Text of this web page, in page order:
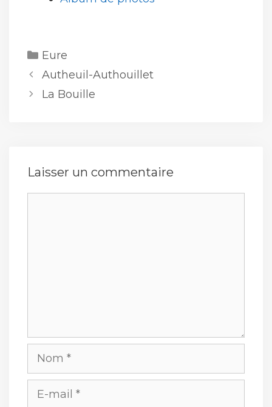
Catégories
Eure
Autheuil-Authouillet
La Bouille
Laisser un commentaire
Nom
E-